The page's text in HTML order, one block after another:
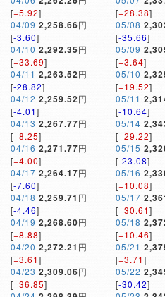
[+5.92]
04/09 2,258.66円
[-3.60]
04/10 2,292.35円
[+33.69]
04/11 2,263.52円
[-28.82]
04/12 2,259.52円
[-4.01]
04/13 2,267.77円
[+8.25]
04/16 2,271.77円
[+4.00]
04/17 2,264.17円
[-7.60]
04/18 2,259.71 円
[-4.46]
04/19 2,268.60円
[+8.88]
04/20 2,272.21 円
[+3.61]
04/23 2,309.06円
[+36.85]
[+28.38]
05/08
[-35.66]
05/09
[+3.64]
05/10
[+19.52]
05/11
[-10.64]
05/14
[+29.22]
05/15
[-23.08]
05/16
[+10.08]
05/17
[+30.61]
05/18
[+10.46]
05/21
[+3.71]
05/22
[-30.42]